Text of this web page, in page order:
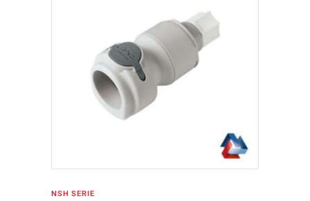
WEITERLESEN
NSH SERIE